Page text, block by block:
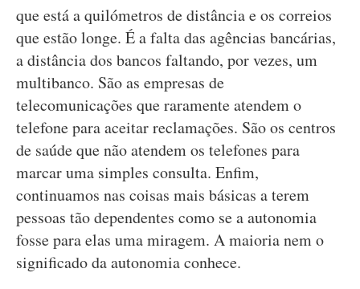
que está a quilómetros de distância e os correios
que estão longe. É a falta das agências bancárias,
a distância dos bancos faltando, por vezes, um
multibanco. São as empresas de
telecomunicações que raramente atendem o
telefone para aceitar reclamações. São os centros
de saúde que não atendem os telefones para
marcar uma simples consulta. Enfim,
continuamos nas coisas mais básicas a terem
pessoas tão dependentes como se a autonomia
fosse para elas uma miragem. A maioria nem o
significado da autonomia conhece.